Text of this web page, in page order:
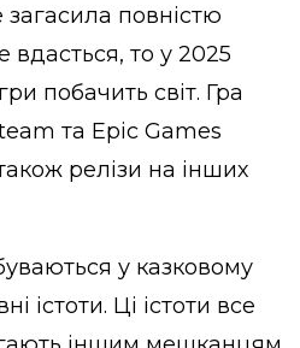
загасила повністю
вдасться, то у 2025
побачить світ. Гра
та Epic Games
релізи на інших
у казковому
істоти. Ці істоти все